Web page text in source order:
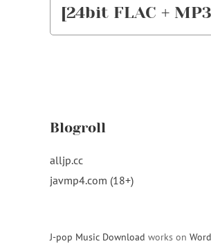
[24bit FLAC +
Blogroll
alljp.cc
javmp4.com (18+)
J-pop Music Download works on